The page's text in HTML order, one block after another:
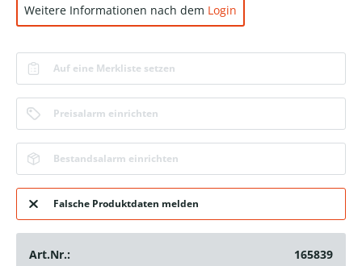
Weitere Informationen nach dem Login
Auf eine Merkliste setzen
Preisalarm einrichten
Bestandsalarm einrichten
Falsche Produktdaten melden
Art.Nr.:
165839